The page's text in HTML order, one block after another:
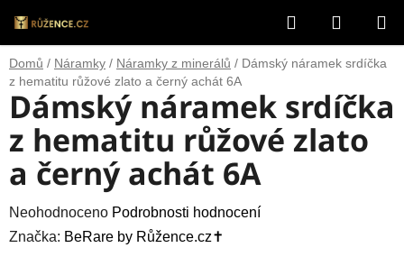
na
obsah
Hledat
KOŠÍK
Domů / Náramky / Náramky z minerálů / Dámský náramek srdíčka
z hematitu růžové zlato a černý achát 6A
Dámský náramek srdíčka
z hematitu růžové zlato
a černý achát 6A
Průměrné
hodnocení
Neohodnoceno Podrobnosti hodnocení
Značka: BeRare by Růžence.cz✝️